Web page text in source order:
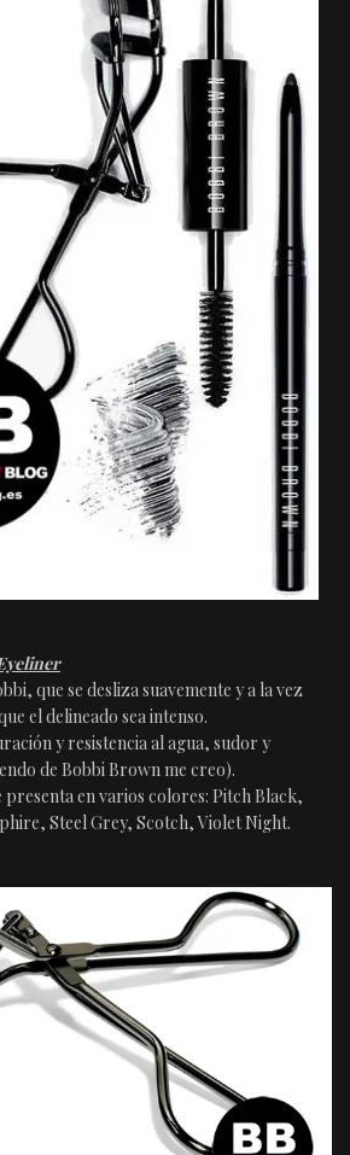
que se desliza suavemente y a la vez
el delineado sea intenso.
y resistencia al agua, sudor y
de Bobbi Brown me creo).
presenta en varios colores: Pitch Black,
Steel Grey, Scotch, Violet Night.